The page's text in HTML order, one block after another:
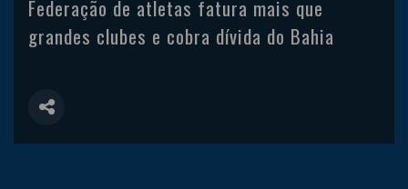
Federação de atletas fatura mais que
grandes clubes e cobra dívida do Bahia